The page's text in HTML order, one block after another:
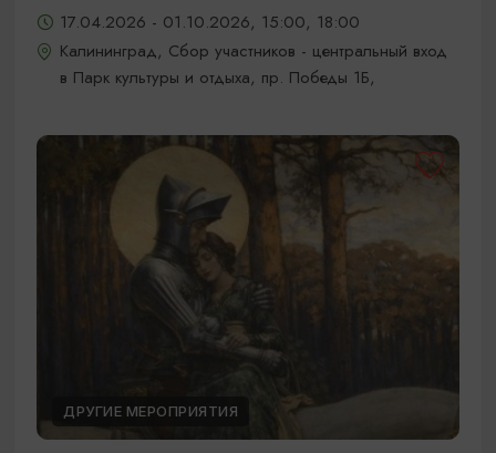
17.04.2026 - 01.10.2026, 15:00, 18:00
Калининград, Сбор участников - центральный вход
в Парк культуры и отдыха, пр. Победы 1Б,
ДРУГИЕ МЕРОПРИЯТИЯ